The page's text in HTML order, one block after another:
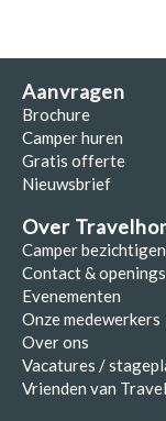
Aanvragen
Brochure
Camper huren
Gratis offerte
Nieuwsbrief
Over
Camper bezichtigen
Contact &
Evenementen
Onze medewerkers
Over ons
Vacatures /
Vrienden van